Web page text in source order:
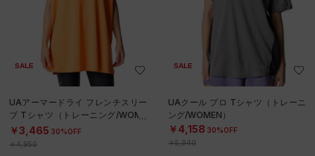
SALE
UAアーマードライ フレンチスリー
ブ Tシャツ（トレーニング/WOME
N）
￥3,465 30%OFF
￥4,950
SALE
UAクール プロ Tシャツ（トレーニ
ング/WOMEN）
￥4,158 30%OFF
￥5,940